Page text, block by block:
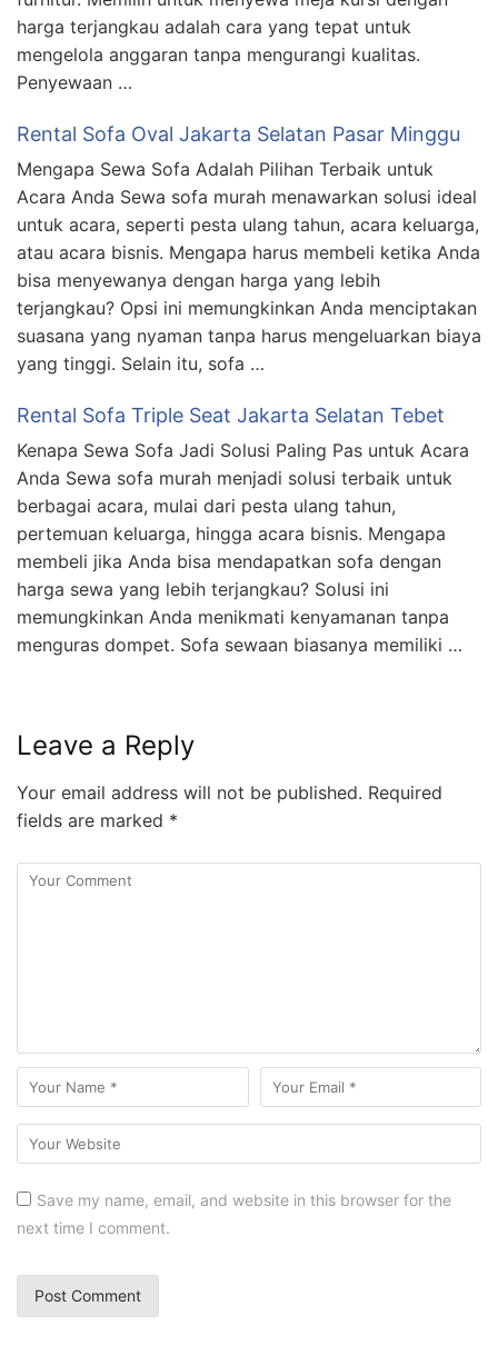
harga terjangkau adalah cara yang tepat untuk
mengelola anggaran tanpa mengurangi kualitas.
Penyewaan …
Rental Sofa Oval Jakarta Selatan Pasar Minggu
Mengapa Sewa Sofa Adalah Pilihan Terbaik untuk
Acara Anda Sewa sofa murah menawarkan solusi ideal
untuk acara, seperti pesta ulang tahun, acara keluarga,
atau acara bisnis. Mengapa harus membeli ketika Anda
bisa menyewanya dengan harga yang lebih
terjangkau? Opsi ini memungkinkan Anda menciptakan
suasana yang nyaman tanpa harus mengeluarkan biaya
yang tinggi. Selain itu, sofa …
Rental Sofa Triple Seat Jakarta Selatan Tebet
Kenapa Sewa Sofa Jadi Solusi Paling Pas untuk Acara
Anda Sewa sofa murah menjadi solusi terbaik untuk
berbagai acara, mulai dari pesta ulang tahun,
pertemuan keluarga, hingga acara bisnis. Mengapa
membeli jika Anda bisa mendapatkan sofa dengan
harga sewa yang lebih terjangkau? Solusi ini
memungkinkan Anda menikmati kenyamanan tanpa
menguras dompet. Sofa sewaan biasanya memiliki …
Leave a Reply
Your email address will not be published. Required
fields are marked *
Save my name, email, and website in this browser for the
next time I comment.